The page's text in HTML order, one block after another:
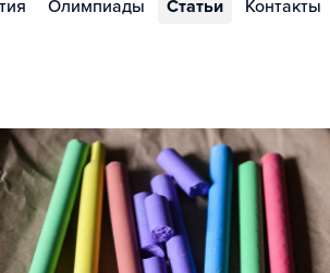
Олимпиады Статьи Контакты